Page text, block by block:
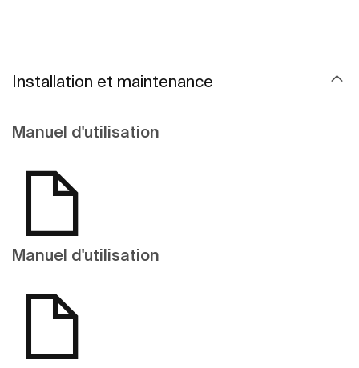
Installation et maintenance
Manuel d'utilisation
Manuel d'utilisation